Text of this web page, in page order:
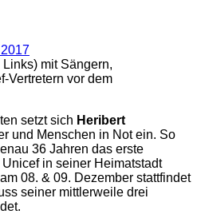
mit Sängern,
Vertretern vor dem
setzt sich Heribert
und Menschen in Not ein. So
36 Jahren das erste
in seiner Heimatstadt
08. & 09. Dezember stattfindet
seiner mittlerweile drei